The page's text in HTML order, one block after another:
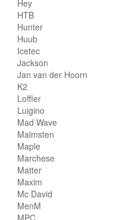
Hey
HTB
Hunter
Huub
Icetec
Jackson
Jan van der Hoorn
K2
Loffler
Luigino
Mad Wave
Malmsten
Maple
Marchese
Matter
Maxim
Mc David
MenM
MPC